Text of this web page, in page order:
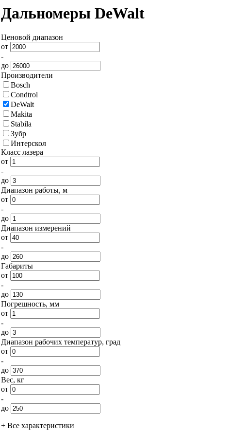
Дальномеры DeWalt
Ценовой диапазон
от
-
до
Производители
Bosch
Condtrol
DeWalt
Makita
Stabila
Зубр
Интерскол
Класс лазера
от
-
до
Диапазон работы, м
от
-
до
Диапазон измерений
от
-
до
Габариты
от
-
до
Погрешность, мм
от
-
до
Диапазон рабочих температур, град
от
-
до
Вес, кг
от
-
до
+ Все характеристики